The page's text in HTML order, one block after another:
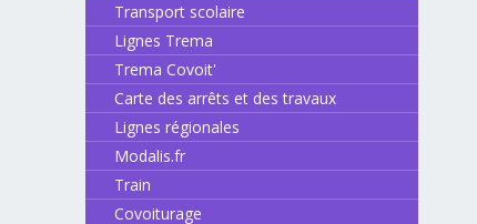
Transport scolaire
Lignes Trema
Trema Covoit'
Carte des arrêts et des travaux
Lignes régionales
Modalis.fr
Train
Covoiturage